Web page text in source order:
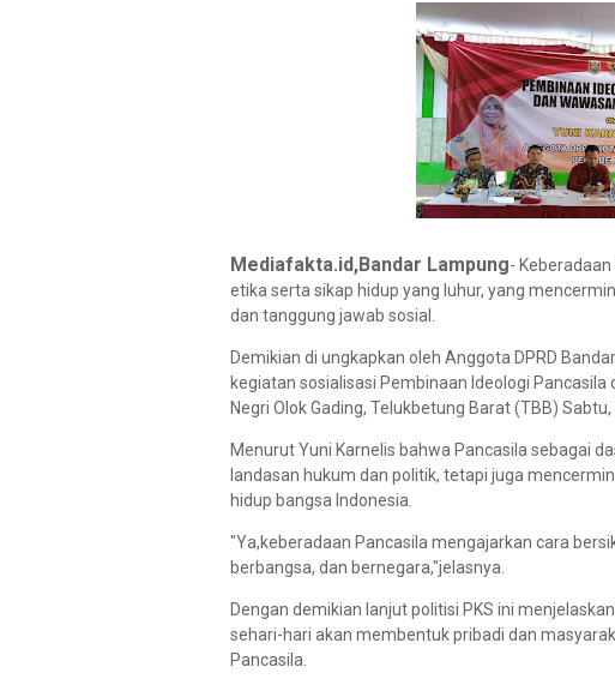
Mediafakta.id,Bandar Lampung-
etika serta sikap hidup yang luhur, yang
dan tanggung jawab sosial.
Demikian di ungkapkan oleh Anggota DPRD
kegiatan sosialisasi Pembinaan Ideologi Pancasila
Negri Olok Gading, Telukbetung Barat (TBB)
Menurut Yuni Karnelis bahwa Pancasila sebagai
landasan hukum dan politik, tetapi juga
hidup bangsa Indonesia.
"Ya,keberadaan Pancasila mengajarkan cara
berbangsa, dan bernegara,"jelasnya.
Dengan demikian lanjut politisi PKS ini
sehari-hari akan membentuk pribadi dan
Pancasila.